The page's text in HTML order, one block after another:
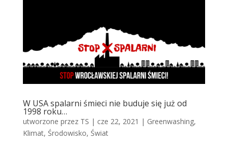
W USA spalarni śmieci nie buduje się już od
1998 roku…
utworzone przez TS | cze 22, 2021 | Greenwashing,
Klimat, Środowisko, Świat